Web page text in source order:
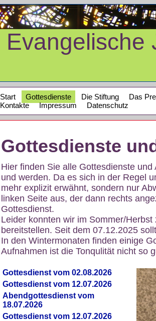
Evangelische
Start Gottesdienste Die Stiftung Das
Kontakte
Impressum Datenschutz
Gottesdienste
Hier finden Sie alle Gottesdienste
und werden. Da es sich in der Regel
mehr explizit erwähnt, sondern nur
linken Seite aus, der dann rechts
Gottesdienst.
Leider konnten wir im Sommer/
bereitstellen. Seit dem 07.12.2025
In den Wintermonaten finden einige
Aufnahmen ist die Tonqulität nicht so
Gottesdienst vom 02.08.2026
Gottesdienst vom 12.07.2026
Abendgottesdienst vom
18.07.2026
Gottesdienst vom 12.07.2026